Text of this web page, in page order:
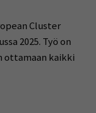
Cluster
2025. Työ on
ottamaan kaikki